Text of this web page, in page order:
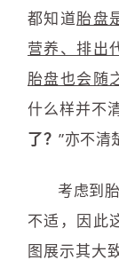
都知道胎盘
营养、排出
胎盘也会随
什么样并不
了？”亦不清
考虑到
不适，因此
图展示其大